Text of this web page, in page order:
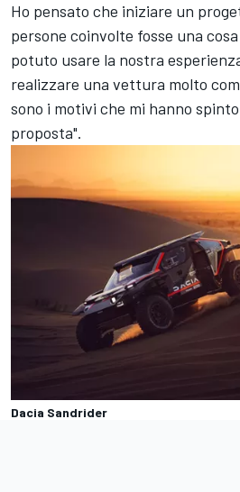
Ho pensato che iniziare un
persone coinvolte fosse una
potuto usare la nostra
realizzare una vettura molto
sono i motivi che mi hanno
proposta".
Dacia Sandrider